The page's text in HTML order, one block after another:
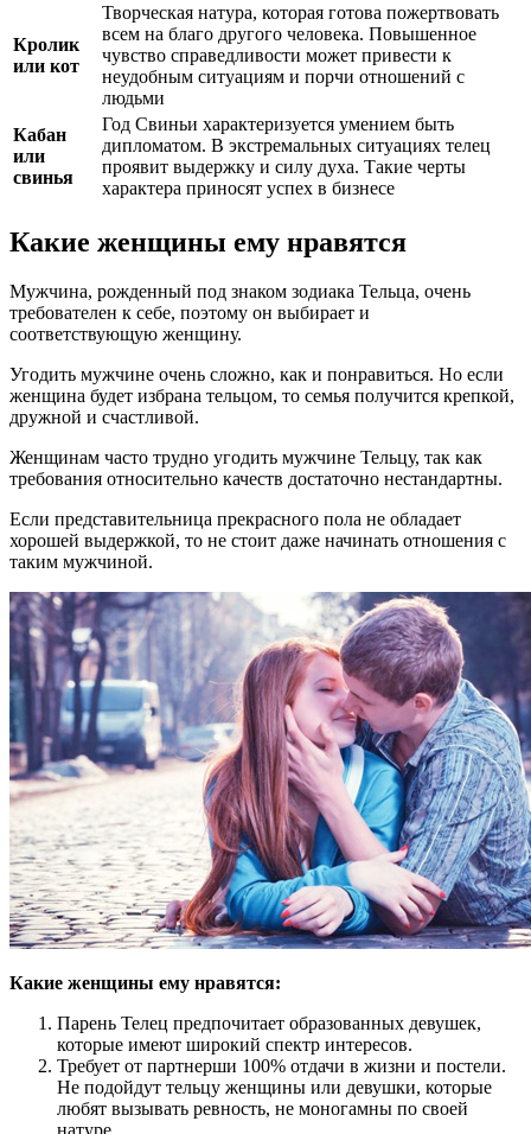
Кролик
или кот
Творческая натура, которая готова пожертвовать
всем на благо другого человека. Повышенное
чувство справедливости может привести к
неудобным ситуациям и порчи отношений с
людьми
Кабан
или
свинья
Год Свиньи характеризуется умением быть
дипломатом. В экстремальных ситуациях телец
проявит выдержку и силу духа. Такие черты
характера приносят успех в бизнесе
Какие женщины ему нравятся
Мужчина, рожденный под знаком зодиака Тельца, очень
требователен к себе, поэтому он выбирает и
соответствующую женщину.
Угодить мужчине очень сложно, как и понравиться. Но если
женщина будет избрана тельцом, то семья получится крепкой,
дружной и счастливой.
Женщинам часто трудно угодить мужчине Тельцу, так как
требования относительно качеств достаточно нестандартны.
Если представительница прекрасного пола не обладает
хорошей выдержкой, то не стоит даже начинать отношения с
таким мужчиной.
Какие женщины ему нравятся:
Парень Телец предпочитает образованных девушек,
которые имеют широкий спектр интересов.
Требует от партнерши 100% отдачи в жизни и постели.
Не подойдут тельцу женщины или девушки, которые
любят вызывать ревность, не моногамны по своей